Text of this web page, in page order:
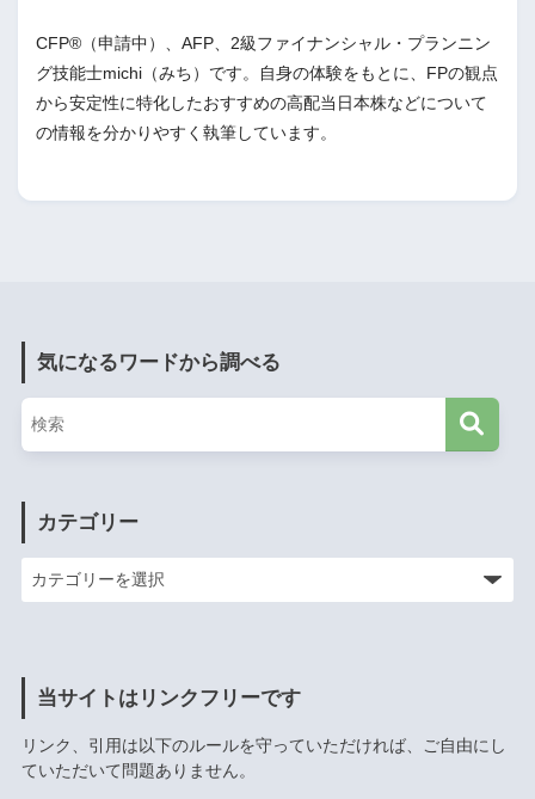
CFP®（申請中）、AFP、2級ファイナンシャル・プランニン
グ技能士michi（みち）です。自身の体験をもとに、FPの観点
から安定性に特化したおすすめの高配当日本株などについて
の情報を分かりやすく執筆しています。
気になるワードから調べる
カテゴリー
当サイトはリンクフリーです
リンク、引用は以下のルールを守っていただければ、ご自由にし
ていただいて問題ありません。